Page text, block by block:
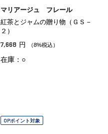
マリアージュ フレール
紅茶とジャムの贈り物（ＧＳ－
２）
7,668 円 （8%税込）
在庫：○
OPポイント対象